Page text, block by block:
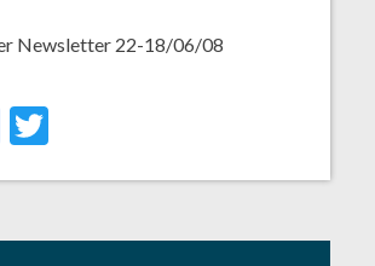
Newsletter 22-18/06/08
Facebook
Twitter